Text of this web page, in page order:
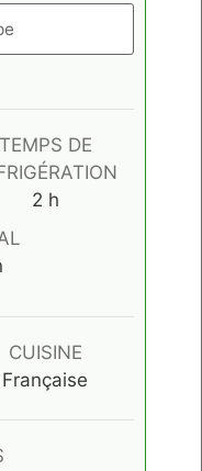
TEMPS DE
2heures
h
CUISINE
Française